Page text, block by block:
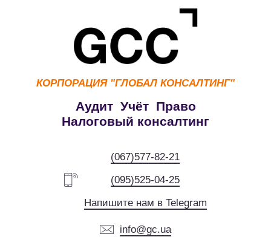
КОРПОРАЦИЯ "ГЛОБАЛ КОНСАЛТИНГ"
Аудит Учёт Право
Налоговый консалтинг
(067)577-82-21
(095)525-04-25
Напишите нам в Telegram
info@gc.ua